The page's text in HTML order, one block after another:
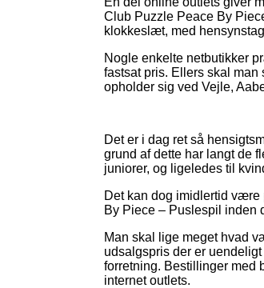
Club Puzzle Peace By
klokkeslæt, med
Nogle enkelte netbutikker
fastsat pris. Ellers skal
opholder sig ved Vejle,
Det er i dag ret så
grund af dette har langt de
juniorer, og ligeledes til
Det kan dog imidlertid
By Piece – Puslespil inden
Man skal lige meget hvad
udsalgspris der er
forretning. Bestillinger med
internet outlets.